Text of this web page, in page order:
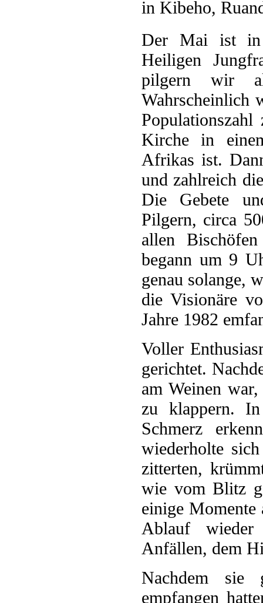
Der Mai ist in
Heiligen
pilgern wir
Wahrscheinlich
Kirche in
Afrikas ist.
und zahlreich
Die Gebete
Pilgern, circa
allen
begann um 9
genau solange,
die Visionäre
Jahre 1982
Voller
gerichtet.
am Weinen
zu klappern.
Schmerz
wiederholte
zitterten,
wie vom Blitz
einige Momente
Ablauf wieder
Anfällen, dem
Nachdem sie
empfangen